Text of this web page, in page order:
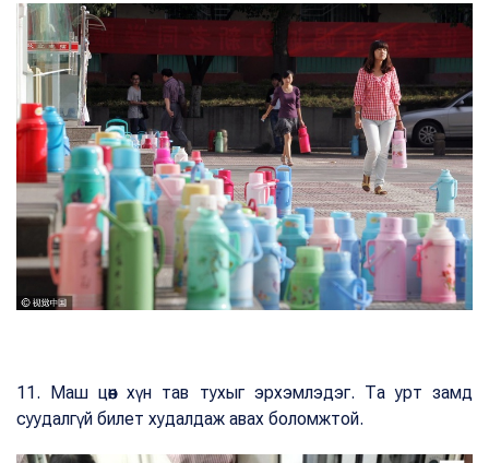
11. Маш цөөн хүн тав тухыг эрхэмлэдэг. Та урт замд
суудалгүй билет худалдаж авах боломжтой.